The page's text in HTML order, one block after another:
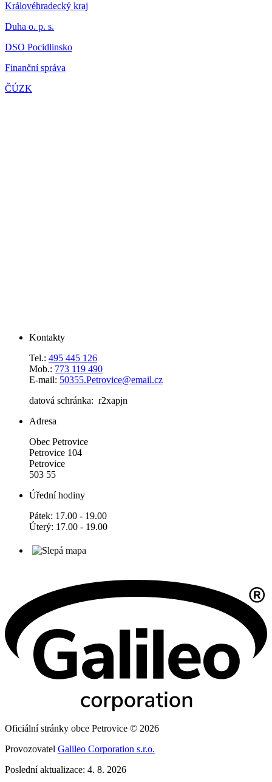
Královéhradecký kraj
Duha o. p. s.
DSO Pocidlinsko
Finanční správa
ČÚZK
Kontakty
Tel.: 495 445 126
Mob.: 773 119 490
E-mail: 50355.Petrovice@email.cz
datová schránka: r2xapjn
Adresa
Obec Petrovice
Petrovice 104
Petrovice
503 55
Úřední hodiny
Pátek: 17.00 - 19.00
Úterý: 17.00 - 19.00
Oficiální stránky obce Petrovice © 2026
Provozovatel Galileo Corporation s.r.o.
Poslední aktualizace: 4. 8. 2026